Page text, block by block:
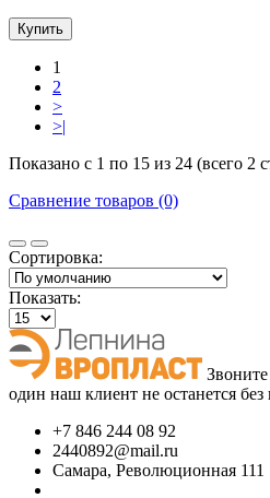
Купить
1
2
>
>|
Показано с 1 по 15 из 24 (всего 2
Сравнение товаров (0)
Сортировка:
Показать:
один наш клиент не останется
+7 846 244 08 92
2440892@mail.ru
Самара, Революционная 111